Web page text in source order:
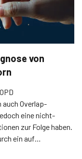
von
Overlap-
eine nicht-
zur Folge haben.
ein auf